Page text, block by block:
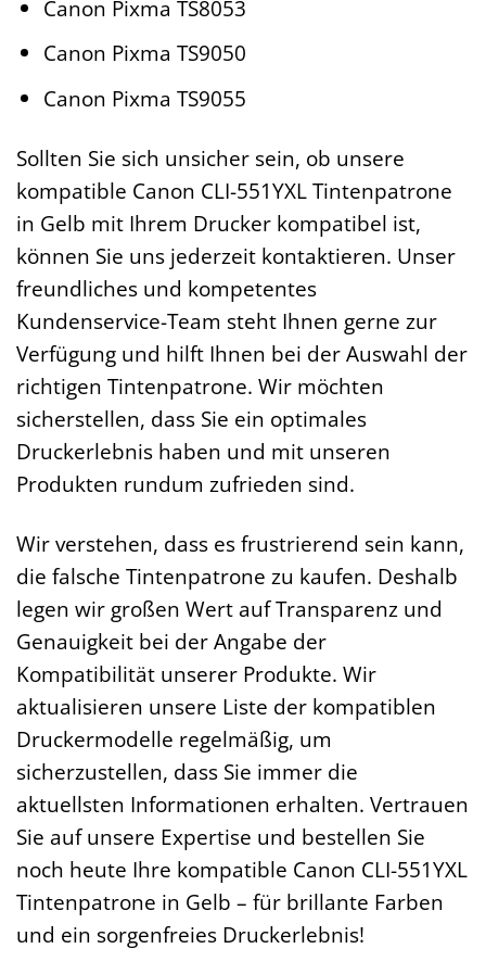
Canon Pixma TS8053
Canon Pixma TS9050
Canon Pixma TS9055
Sollten Sie sich unsicher sein, ob unsere
kompatible Canon CLI-551YXL Tintenpatrone
in Gelb mit Ihrem Drucker kompatibel ist,
können Sie uns jederzeit kontaktieren. Unser
freundliches und kompetentes
Kundenservice-Team steht Ihnen gerne zur
Verfügung und hilft Ihnen bei der Auswahl der
richtigen Tintenpatrone. Wir möchten
sicherstellen, dass Sie ein optimales
Druckerlebnis haben und mit unseren
Produkten rundum zufrieden sind.
Wir verstehen, dass es frustrierend sein kann,
die falsche Tintenpatrone zu kaufen. Deshalb
legen wir großen Wert auf Transparenz und
Genauigkeit bei der Angabe der
Kompatibilität unserer Produkte. Wir
aktualisieren unsere Liste der kompatiblen
Druckermodelle regelmäßig, um
sicherzustellen, dass Sie immer die
aktuellsten Informationen erhalten. Vertrauen
Sie auf unsere Expertise und bestellen Sie
noch heute Ihre kompatible Canon CLI-551YXL
Tintenpatrone in Gelb – für brillante Farben
und ein sorgenfreies Druckerlebnis!